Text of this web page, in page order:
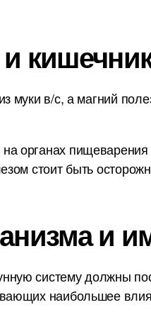
в/с, а магний
органах
стоит быть
и
систему должны
наибольшее